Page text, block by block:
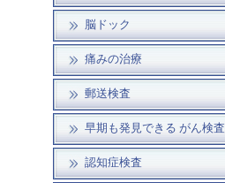
脳ドック
痛みの治療
郵送検査
早期も発見できる がん検査
認知症検査